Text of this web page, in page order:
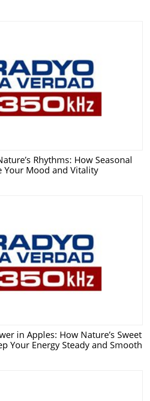
Rhythms: How Seasonal
Your Mood and Vitality
in Apples: How Nature’s Sweet
Your Energy Steady and Smooth